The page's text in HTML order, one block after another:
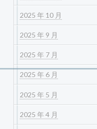
2025 年 10 月
2025 年 9 月
2025 年 7 月
2025 年 6 月
2025 年 5 月
2025 年 4 月